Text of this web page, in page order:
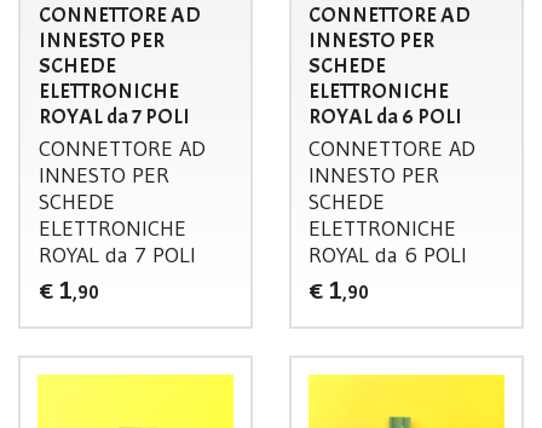
CONNETTORE AD
INNESTO PER
SCHEDE
ELETTRONICHE
ROYAL da 7 POLI
CONNETTORE AD
INNESTO PER
SCHEDE
ELETTRONICHE
ROYALda 7 POLI
€ 1,90
CONNETTORE AD
INNESTO PER
SCHEDE
ELETTRONICHE
ROYAL da 6 POLI
CONNETTORE AD
INNESTO PER
SCHEDE
ELETTRONICHE
ROYAL da 6 POLI
€ 1,90